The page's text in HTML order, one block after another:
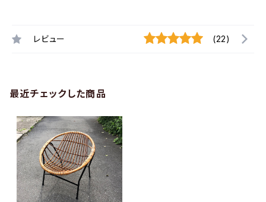
レビュー (22)
最近チェックした商品